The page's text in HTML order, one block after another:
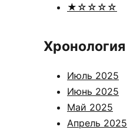
★☆☆☆☆
Хронология
Июль 2025
Июнь 2025
Май 2025
Апрель 2025